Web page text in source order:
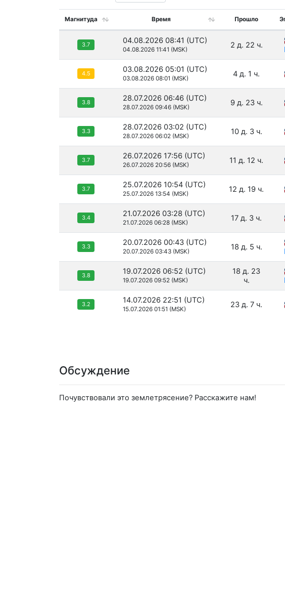
Магнитуда Время Прошло
3.7 04.08.2026 08:41 (UTC)
04.08.2026 11:41 (MSK) 2 д. 22 ч.
4.5 03.08.2026 05:01 (UTC)
03.08.2026 08:01 (MSK) 4 д. 1 ч.
3.8 28.07.2026 06:46 (UTC)
28.07.2026 09:46 (MSK) 9 д. 23 ч.
3.3 28.07.2026 03:02 (UTC)
28.07.2026 06:02 (MSK) 10 д. 3 ч.
3.7 26.07.2026 17:56 (UTC)
26.07.2026 20:56 (MSK) 11 д. 12 ч.
3.7 25.07.2026 10:54 (UTC)
25.07.2026 13:54 (MSK) 12 д. 19 ч.
3.4 21.07.2026 03:28 (UTC)
21.07.2026 06:28 (MSK) 17 д. 3 ч.
3.3 20.07.2026 00:43 (UTC)
20.07.2026 03:43 (MSK) 18 д. 5 ч.
3.8 19.07.2026 06:52 (UTC)
19.07.2026 09:52 (MSK)
18 д. 23
ч.
3.2 14.07.2026 22:51 (UTC)
15.07.2026 01:51 (MSK) 23 д. 7 ч.
Обсуждение
Почувствовали это землетрясение? Расскажите нам!